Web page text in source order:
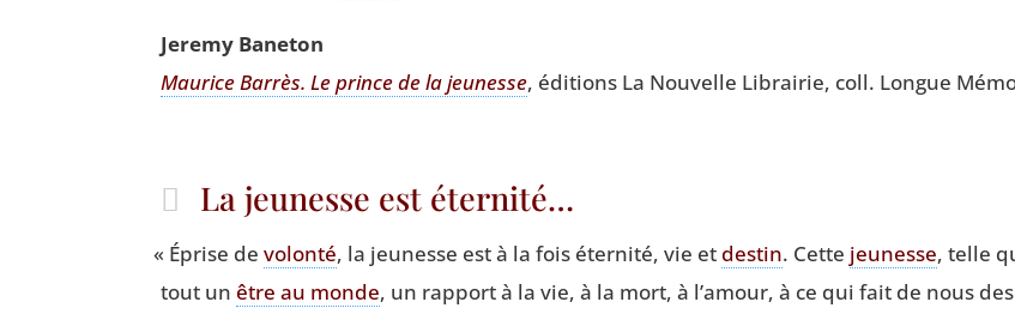
Jere­my Baneton
Mau­rice Bar­rès. Le prince de la jeu­nesse, édi­tions La Nou­velle Librai­rie, coll. Longue
La jeunesse est éternité…
« Éprise de volon­té, la jeu­nesse est à la fois éter­ni­té, vie et des­tin. Cette jeu­nesse, telle
tout un être au monde, un rap­port à la vie, à la mort, à l’amour, à ce qui fait de nous